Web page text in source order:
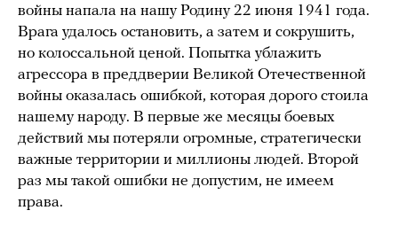
войны напала на нашу Родину 22 июня 1941 года.
Врага удалось остановить, а затем и сокрушить,
но колоссальной ценой. Попытка ублажить
агрессора в преддверии Великой Отечественной
войны оказалась ошибкой, которая дорого стоила
нашему народу. В первые же месяцы боевых
действий мы потеряли огромные, стратегически
важные территории и миллионы людей. Второй
раз мы такой ошибки не допустим, не имеем
права.